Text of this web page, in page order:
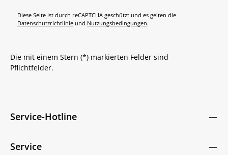
Diese Seite ist durch reCAPTCHA geschützt und es gelten die
Datenschutzrichtlinie und Nutzungsbedingungen.
Die mit einem Stern (*) markierten Felder sind
Pflichtfelder.
Service-Hotline
Service